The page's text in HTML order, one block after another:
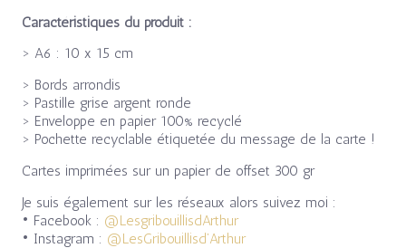
Caractéristiques du produit :
> A6 : 10 x 15 cm
> Bords arrondis
> Pastille grise argent ronde
> Enveloppe en papier 100% recyclé
> Pochette recyclable étiquetée du message de la carte !
Cartes imprimées sur un papier de offset 300 gr
Je suis également sur les réseaux alors suivez moi :
• Facebook : @LesgribouillisdArthur
• Instagram : @LesGribouillisd’Arthur